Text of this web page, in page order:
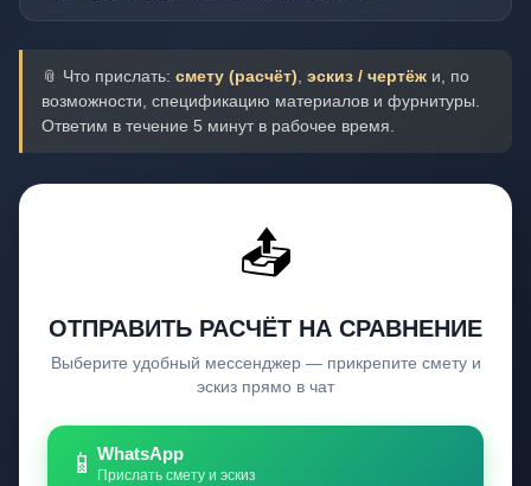
📎 Что прислать: смету (расчёт), эскиз / чертёж и, по
возможности, спецификацию материалов и фурнитуры.
Ответим в течение 5 минут в рабочее время.
📤
ОТПРАВИТЬ РАСЧЁТ НА СРАВНЕНИЕ
Выберите удобный мессенджер — прикрепите смету и
эскиз прямо в чат
📱 WhatsApp
Прислать смету и эскиз